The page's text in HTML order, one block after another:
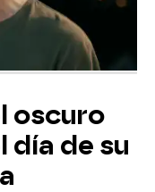
oscuro
día de su